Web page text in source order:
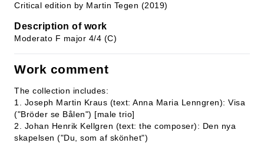
Critical edition by Martin Tegen (2019)
Description of work
Moderato F major 4/4 (C)
Work comment
The collection includes:
1. Joseph Martin Kraus (text: Anna Maria Lenngren): Visa
("Bröder se Bålen") [male trio]
2. Johan Henrik Kellgren (text: the composer): Den nya
skapelsen ("Du, som af skönhet")